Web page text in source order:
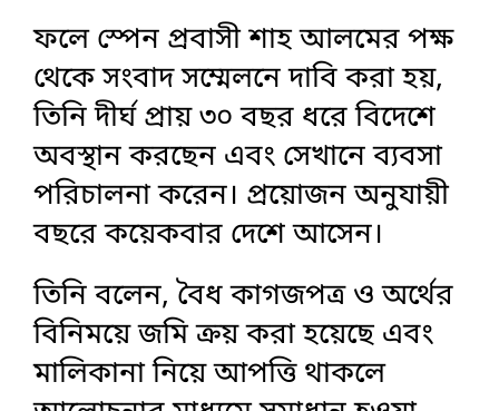
ফলে স্পেন প্রবাসী ‎শাহ আলমের পক্ষ
থেকে সংবাদ সম্মেলনে দাবি করা হয়,
তিনি দীর্ঘ প্রায় ৩০ বছর ধরে বিদেশে
অবস্থান করছেন এবং সেখানে ব্যবসা
পরিচালনা করেন। প্রয়োজন অনুযায়ী
বছরে কয়েকবার দেশে আসেন।
তিনি বলেন, বৈধ কাগজপত্র ও অর্থের
বিনিময়ে জমি ক্রয় করা হয়েছে এবং
মালিকানা নিয়ে আপত্তি থাকলে